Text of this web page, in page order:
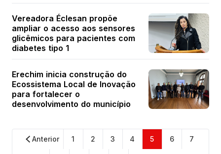
Vereadora Éclesan propõe
ampliar o acesso aos sensores
glicêmicos para pacientes com
diabetes tipo 1
Erechim inicia construção do
Ecossistema Local de Inovação
para fortalecer o
desenvolvimento do município
Anterior 1 2 3 4 5 6 7